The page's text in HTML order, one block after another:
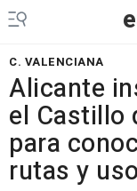
C. VALENCIANA
Alicante
el Castillo
para
rutas y